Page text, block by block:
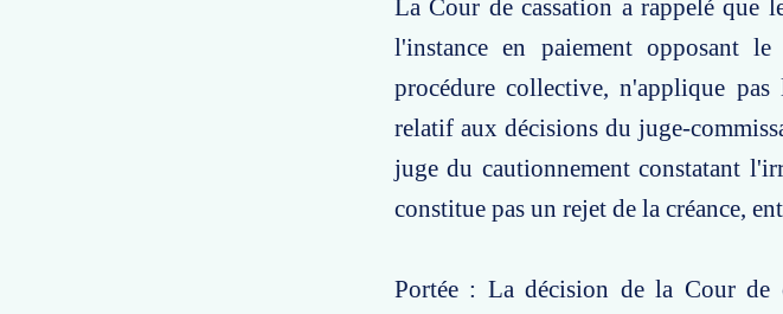
La Cour de cassation a rappelé que
l'instance en paiement opposant
procédure collective, n'applique
relatif aux décisions du juge-
juge du cautionnement constatant
constitue pas un rejet de la créance,
Portée : La décision de la Cour de